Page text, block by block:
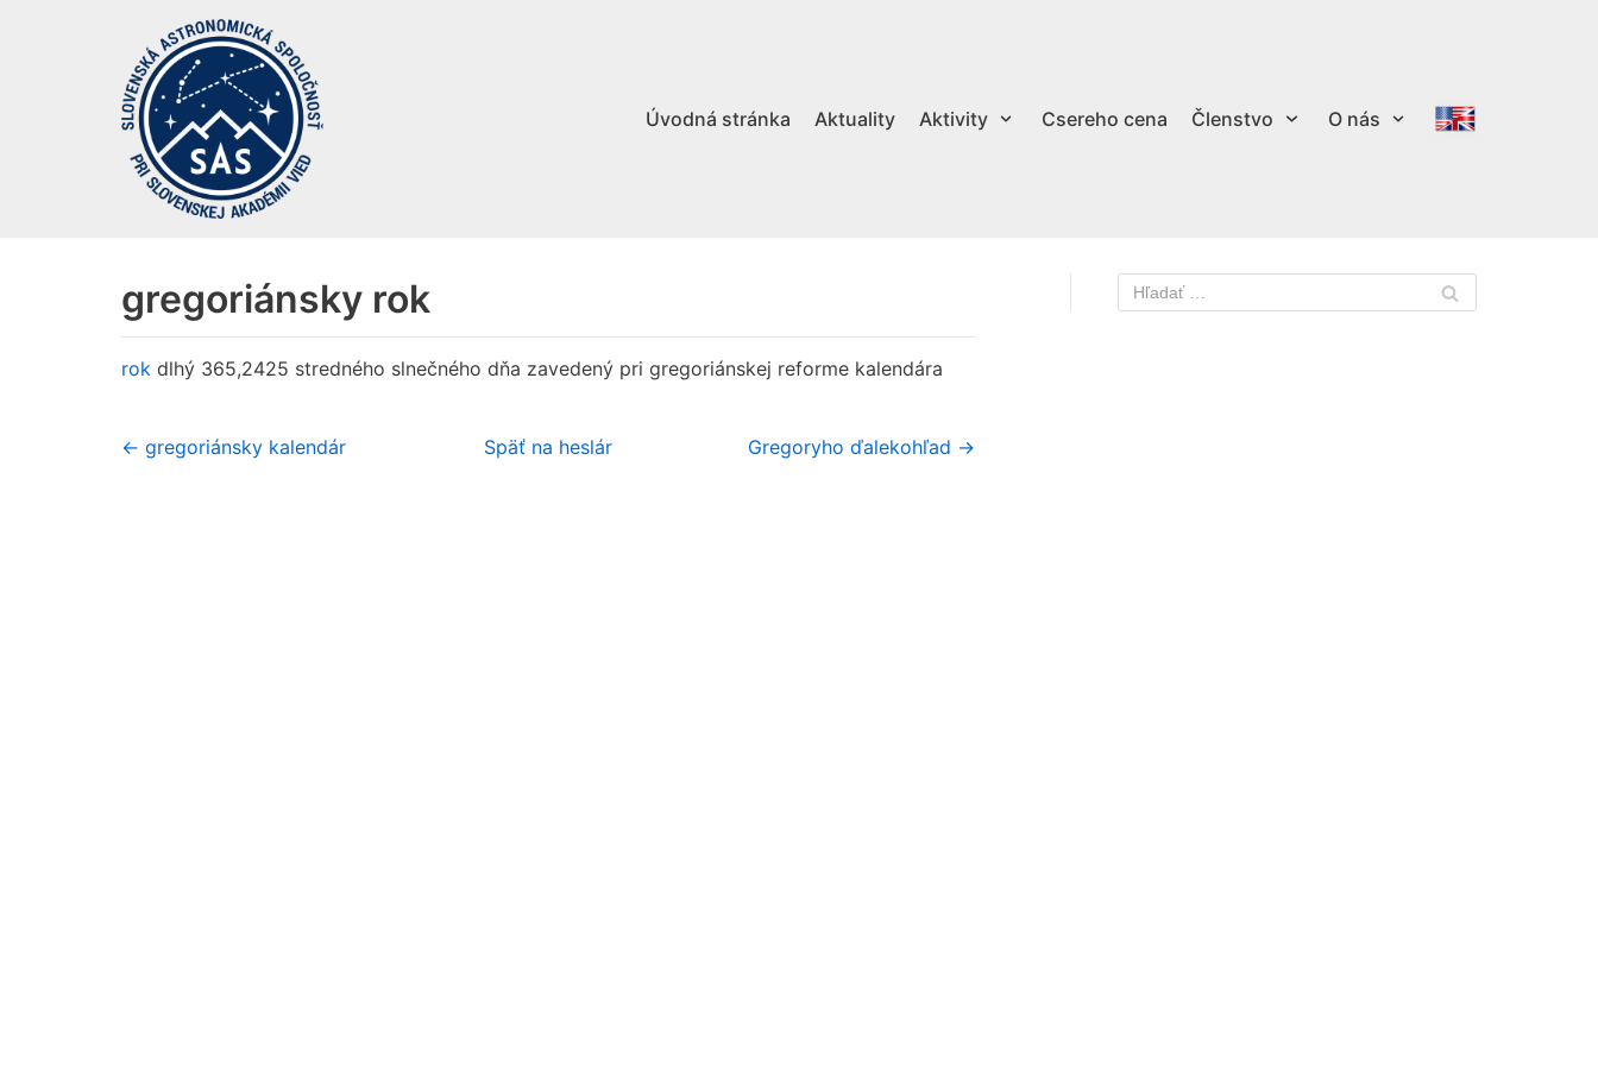
Úvodná stránka Aktuality Aktivity Csereho cena Členstvo O nás
gregoriánsky rok
rok dlhý 365,2425 stredného slnečného dňa zavedený pri gregoriánskej reforme kalendára
← gregoriánsky kalendár Späť na heslár Gregoryho ďalekohľad →